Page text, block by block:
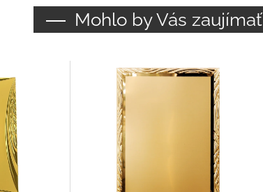
Mohlo by Vás zaujímať